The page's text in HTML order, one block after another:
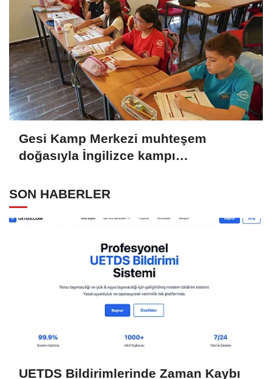
Gesi Kamp Merkezi muhteşem
doğasıyla İngilizce kampı
SON HABERLER
UETDS Bildirimlerinde Zaman Kaybı